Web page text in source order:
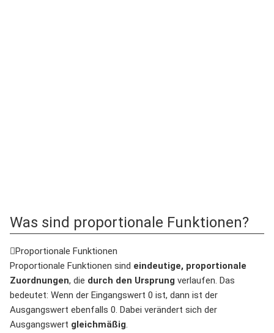
Was sind proportionale Funktionen?
Proportionale Funktionen
Proportionale Funktionen sind eindeutige, proportionale
Zuordnungen, die durch den Ursprung verlaufen. Das
bedeutet: Wenn der Eingangswert 0 ist, dann ist der
Ausgangswert ebenfalls 0. Dabei verändert sich der
Ausgangswert gleichmäßig.